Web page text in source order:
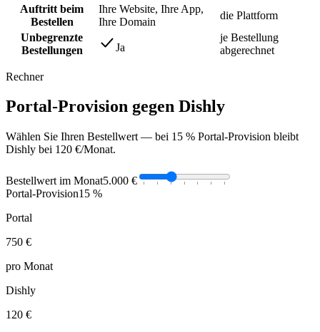
Auftritt beim
Bestellen
Ihre Website, Ihre App,
Ihre Domain
die Plattform
Unbegrenzte
Bestellungen
Ja
je Bestellung
abgerechnet
Rechner
Portal-Provision gegen Dishly
Wählen Sie Ihren Bestellwert — bei 15 % Portal-Provision bleibt
Dishly bei 120 €/Monat.
Bestellwert im Monat5.000 €
Portal-Provision15 %
Portal
750 €
pro Monat
Dishly
120 €